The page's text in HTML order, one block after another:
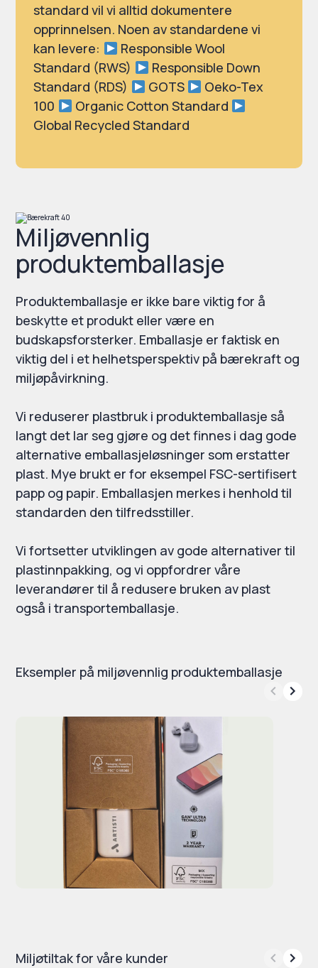
standard vil vi alltid dokumentere
opprinnelsen. Noen av standardene vi
kan levere:
Responsible Wool
Standard (RWS)
Responsible Down
Standard (RDS)
GOTS
Oeko-Tex
100
Organic Cotton Standard
Global Recycled Standard
Miljøvennlig
produktemballasje
Produktemballasje er ikke bare viktig for å
beskytte et produkt eller være en
budskapsforsterker. Emballasje er faktisk en
viktig del i et helhetsperspektiv på bærekraft og
miljøpåvirkning.
Vi reduserer plastbruk i produktemballasje så
langt det lar seg gjøre og det finnes i dag gode
alternative emballasjeløsninger som erstatter
plast. Mye brukt er for eksempel FSC-sertifisert
papp og papir. Emballasjen merkes i henhold til
standarden den tilfredsstiller.
Vi fortsetter utviklingen av gode alternativer til
plastinnpakking, og vi oppfordrer våre
leverandører til å redusere bruken av plast
også i transportemballasje.
Eksempler på miljøvennlig produktemballasje
Miljøtiltak for våre kunder